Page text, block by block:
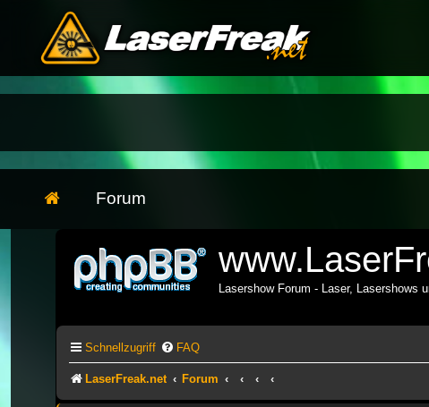
Forum
Lasershow Forum - Laser, Lasershows
Schnellzugriff FAQ
LaserFreak.net Forum